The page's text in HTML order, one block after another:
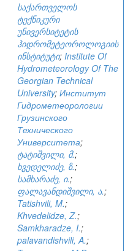
საქართველოს
ტექნიკური
უნივერსიტეტის
ჰიდრომეტეოროლოგიის
ინსტიტუტი; Institute Of
Hydrometeorology Of The
Georgian Technical
University; Институт
Гидрометеорологии
Грузинского
Технического
Университета;
ტატიშვილი, მ.;
ხვედელიძე, ზ.;
სამხარაძე, ი.;
ფალავანდიშვილი, ა.;
Tatishvili, M.;
Khvedelidze, Z.;
Samkharadze, I.;
palavandishvili, A.;